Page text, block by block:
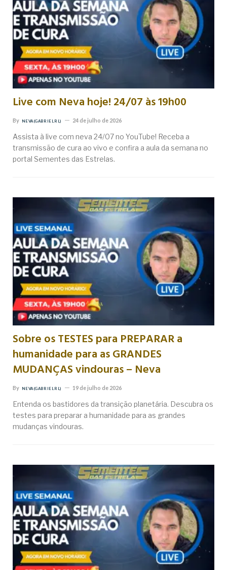
Live com Neva hoje! 24/07 às 19h00
By NEVA (GABRIEL RL) 24 de julho de 2026
Assista à live com neva 24/07 no YouTube! Receba a
transmissão de cura ao vivo e confira a aula da semana no
portal Sementes das Estrelas.
Sobre os TESTES para PREPARAR a
humanidade para as GRANDES
MUDANÇAS vindouras – Neva
By NEVA (GABRIEL RL) 19 de julho de 2026
Entenda os bastidores da transição planetária. Descubra os
testes para preparar a humanidade para as grandes
mudanças vindouras.